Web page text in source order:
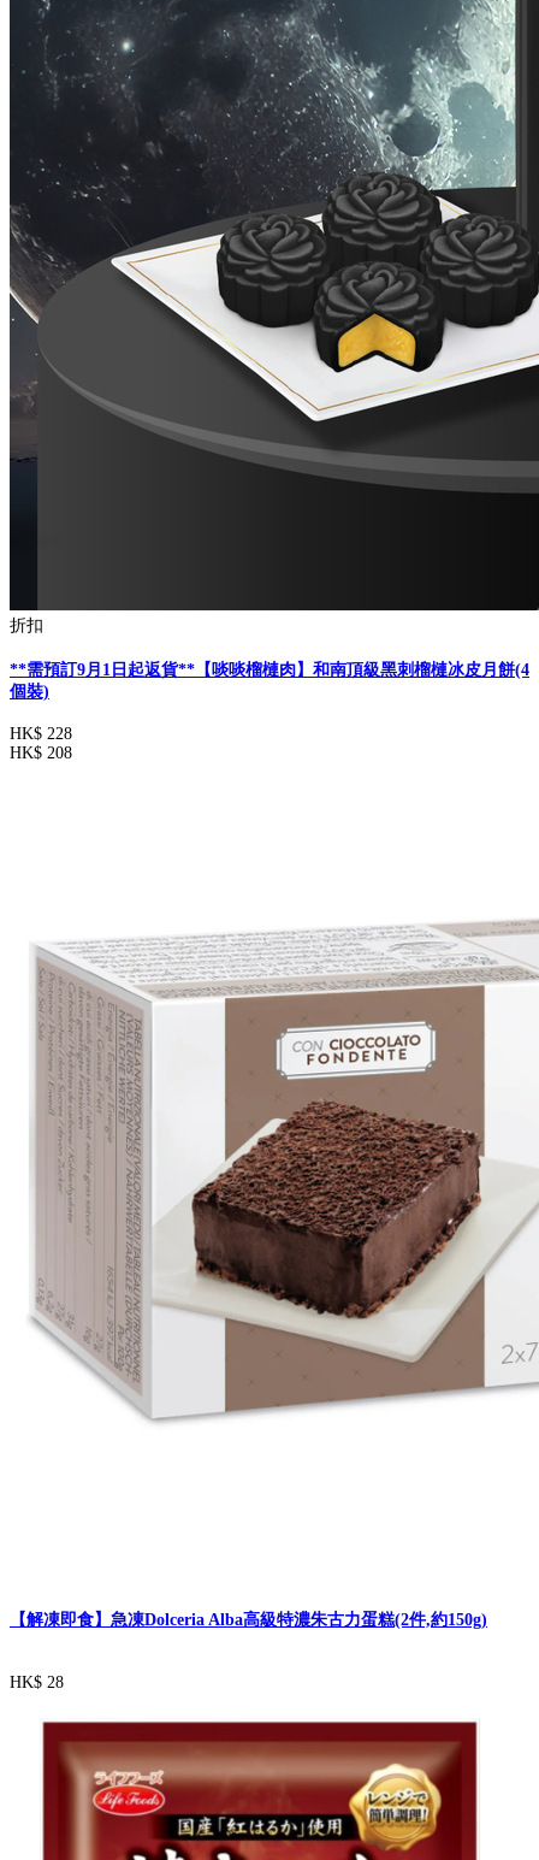
折扣
**需預訂9月1日起返貨**【啖啖榴槤肉】和南頂級黑刺榴槤冰皮月餅(4
個裝)
HK$ 228
HK$ 208
【解凍即食】急凍Dolceria Alba高級特濃朱古力蛋糕(2件,約150g)
HK$ 28